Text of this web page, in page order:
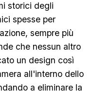
storici degli
spesse per
sempre più
che nessun altro
un design così
all'interno dello
a eliminare la